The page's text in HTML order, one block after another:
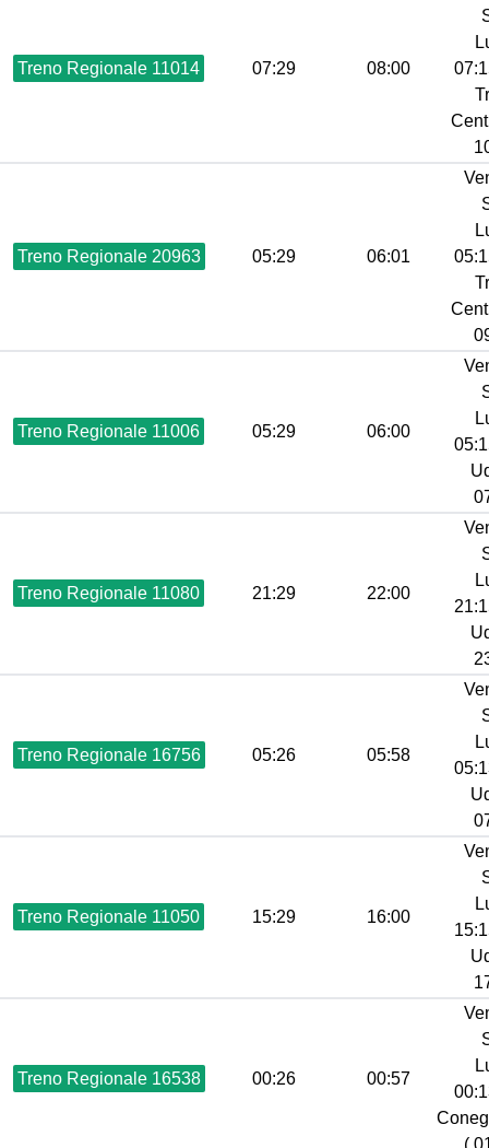
Treno Regionale 11014 07:29 08:00
Treno Regionale 20963 05:29 06:01
Treno Regionale 11006 05:29 06:00
Treno Regionale 11080 21:29 22:00
Treno Regionale 16756 05:26 05:58
Treno Regionale 11050 15:29 16:00
Treno Regionale 16538 00:26 00:57
(